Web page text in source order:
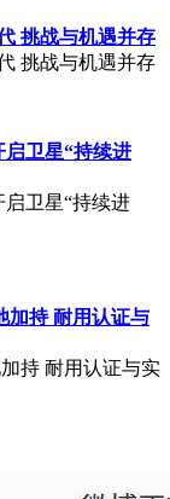
挑战与机遇并存
挑战与机遇并存
卫星“持续进
卫星“持续进
加持 耐用认证与
持 耐用认证与实